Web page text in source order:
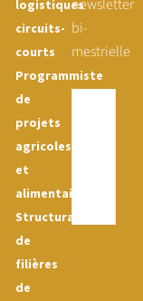
logistiques
circuits-
courts
Programmiste
de
projets
agricoles
et
alimentaires
Structuration
de
filières
de
newsletter
bi-
mestrielle